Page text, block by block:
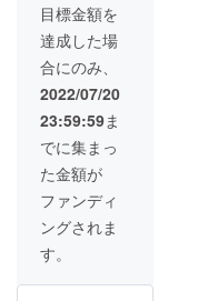
（91m
mx55m
m） 枚
数：1枚
本プロ
ジェク
トに支
援して
いただ
いた事
を証明
する記
念カー
す。 郵
目標金額を
達成した場
合にのみ、
2022/07/20
23:59:59ま
でに集まっ
た金額が
ファンディ
ングされま
す。